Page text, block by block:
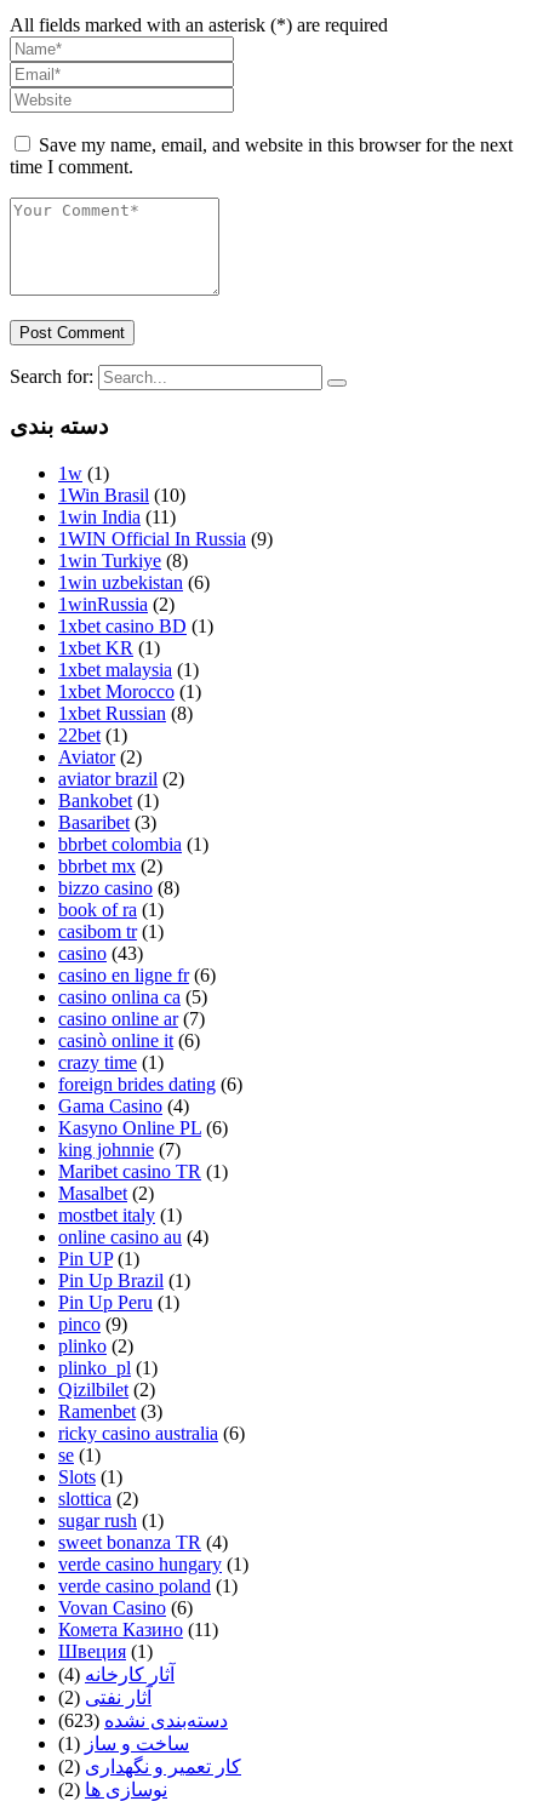
All fields marked with an asterisk (*) are required
Save my name, email, and website in this browser for the next
time I comment.
Post Comment
Search for:
دسته بندی
1w (1)
1Win Brasil (10)
1win India (11)
1WIN Official In Russia (9)
1win Turkiye (8)
1win uzbekistan (6)
1winRussia (2)
1xbet casino BD (1)
1xbet KR (1)
1xbet malaysia (1)
1xbet Morocco (1)
1xbet Russian (8)
22bet (1)
Aviator (2)
aviator brazil (2)
Bankobet (1)
Basaribet (3)
bbrbet colombia (1)
bbrbet mx (2)
bizzo casino (8)
book of ra (1)
casibom tr (1)
casino (43)
casino en ligne fr (6)
casino onlina ca (5)
casino online ar (7)
casinò online it (6)
crazy time (1)
foreign brides dating (6)
Gama Casino (4)
Kasyno Online PL (6)
king johnnie (7)
Maribet casino TR (1)
Masalbet (2)
mostbet italy (1)
online casino au (4)
Pin UP (1)
Pin Up Brazil (1)
Pin Up Peru (1)
pinco (9)
plinko (2)
plinko_pl (1)
Qizilbilet (2)
Ramenbet (3)
ricky casino australia (6)
se (1)
Slots (1)
slottica (2)
sugar rush (1)
sweet bonanza TR (4)
verde casino hungary (1)
verde casino poland (1)
Vovan Casino (6)
Комета Казино (11)
Швеция (1)
آثار کارخانه (4)
آثار نفتی (2)
دسته‌بندی نشده (623)
ساخت و ساز (1)
کار تعمیر و نگهداری (2)
نوسازی ها (2)